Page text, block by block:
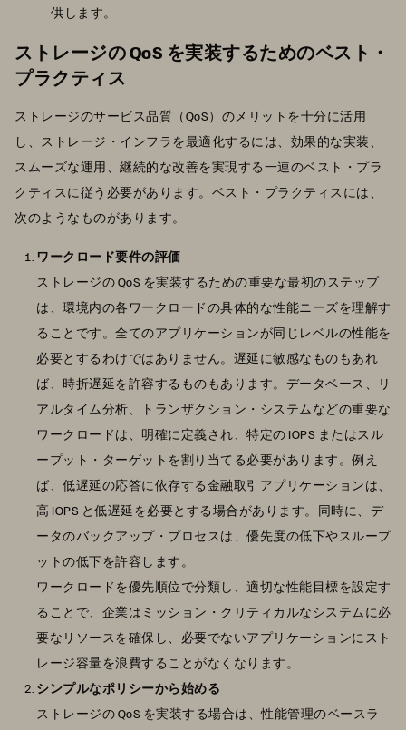
供します。
ストレージの QoS を実装するためのベスト・
プラクティス
ストレージのサービス品質（QoS）のメリットを十分に活用
し、ストレージ・インフラを最適化するには、効果的な実装、
スムーズな運用、継続的な改善を実現する一連のベスト・プラ
クティスに従う必要があります。ベスト・プラクティスには、
次のようなものがあります。
ワークロード要件の評価
ストレージの QoS を実装するための重要な最初のステップ
は、環境内の各ワークロードの具体的な性能ニーズを理解す
ることです。全てのアプリケーションが同じレベルの性能を
必要とするわけではありません。遅延に敏感なものもあれ
ば、時折遅延を許容するものもあります。データベース、リ
アルタイム分析、トランザクション・システムなどの重要な
ワークロードは、明確に定義され、特定の IOPS またはスル
ープット・ターゲットを割り当てる必要があります。例え
ば、低遅延の応答に依存する金融取引アプリケーションは、
高 IOPS と低遅延を必要とする場合があります。同時に、デ
ータのバックアップ・プロセスは、優先度の低下やスループ
ットの低下を許容します。
ワークロードを優先順位で分類し、適切な性能目標を設定す
ることで、企業はミッション・クリティカルなシステムに必
要なリソースを確保し、必要でないアプリケーションにスト
レージ容量を浪費することがなくなります。
シンプルなポリシーから始める
ストレージの QoS を実装する場合は、性能管理のベースラ